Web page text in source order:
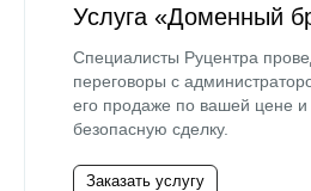
Услуга «Доменный
Специалисты Руцентра
переговоры с
его продаже по вашей цене и
безопасную сделку.
Заказать услугу